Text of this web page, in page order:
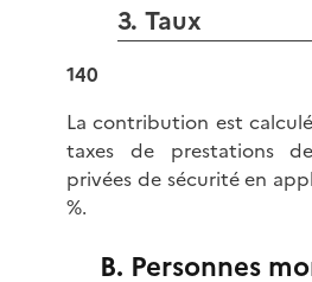
3. Taux
140
La contribution est
taxes de prestations
privées de sécurité en
%.
B. Personnes